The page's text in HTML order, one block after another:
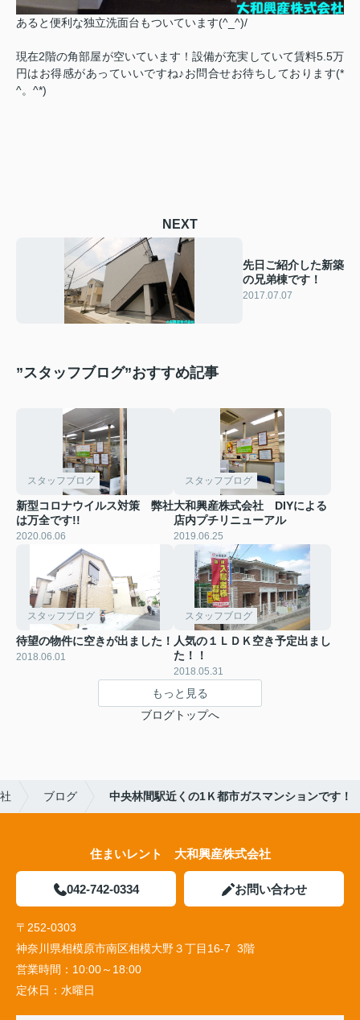
あると便利な独立洗面台もついています(^_^)/
現在2階の角部屋が空いています！設備が充実していて賃料5.5万
円はお得感があっていいですね♪お問合せお待ちしております(*
^。^*)
NEXT
先日ご紹介した新築
の兄弟棟です！
2017.07.07
”スタッフブログ”おすすめ記事
スタッフブログ
新型コロナウイルス対策 弊社
は万全です!!
2020.06.06
スタッフブログ
大和興産株式会社 DIYによる
店内プチリニューアル
2019.06.25
スタッフブログ
待望の物件に空きが出ました！
2018.06.01
スタッフブログ
人気の１ＬＤＫ空き予定出まし
た！！
2018.05.31
もっと見る
ブログトップへ
ブログ 中央林間駅近くの1Ｋ都市ガスマンションです！
住まいレント 大和興産株式会社
042-742-0334 お問い合わせ
〒252-0303
神奈川県相模原市南区相模大野３丁目16-7 3階
営業時間： 10:00～18:00
定休日： 水曜日